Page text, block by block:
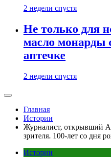
2 недели спустя
Не только для
масло монарды
аптечке
2 недели спустя
Главная
Истории
Журналист, открывший
зрителя. 100-лет со дня
Истории